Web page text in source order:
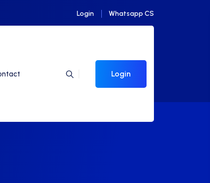
Login Whatsapp CS
Login